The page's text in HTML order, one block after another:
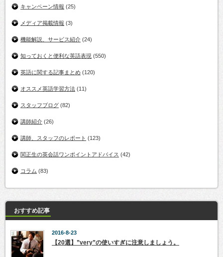
キャンペーン情報 (25)
メディア掲載情報 (3)
機能解説、サービス紹介 (24)
知っておくと便利な英語表現 (550)
英語に関する記事まとめ (120)
オススメ英語学習方法 (11)
スタッフブログ (82)
講師紹介 (26)
講師、スタッフのレポート (123)
関正生の英会話ワンポイントアドバイス (42)
コラム (83)
おすすめ記事
2016-8-23
【20選】”very”の使いすぎに注意しましょう。